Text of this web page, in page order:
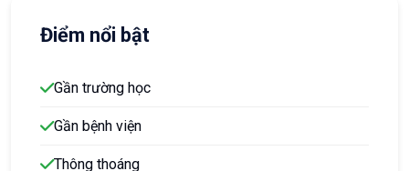
Điểm nổi bật
Gần trường học
Gần bệnh viện
Thông thoáng